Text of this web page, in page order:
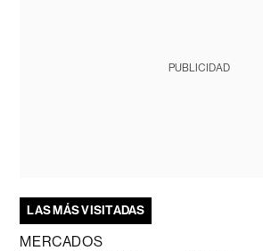
PUBLICIDAD
LAS MÁS VISITADAS
MERCADOS